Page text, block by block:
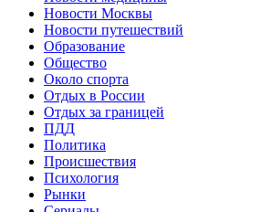
Новости Москвы
Новости путешествий
Образование
Общество
Около спорта
Отдых в России
Отдых за границей
ПДД
Политика
Происшествия
Психология
Рынки